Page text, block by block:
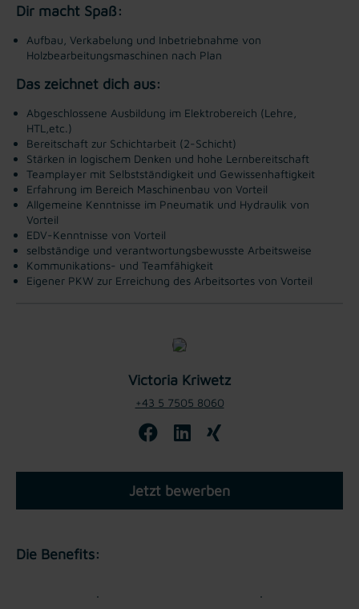
Dir macht Spaß:
Aufbau, Verkabelung und Inbetriebnahme von
Holzbearbeitungsmaschinen nach Plan
Das zeichnet dich aus:
Abgeschlossene Ausbildung im Elektrobereich (Lehre,
HTL,etc.)
Bereitschaft zur Schichtarbeit (2-Schicht)
Stärken in logischem Denken und hohe Lernbereitschaft
Teamplayer mit Selbstständigkeit und Gewissenhaftigkeit
Erfahrung im Bereich Maschinenbau von Vorteil
Allgemeine Kenntnisse im Pneumatik und Hydraulik von
Vorteil
EDV-Kenntnisse von Vorteil
selbständige und verantwortungsbewusste Arbeitsweise
Kommunikations- und Teamfähigkeit
Eigener PKW zur Erreichung des Arbeitsortes von Vorteil
Victoria Kriwetz
+43 5 7505 8060
Jetzt bewerben
Die Benefits: